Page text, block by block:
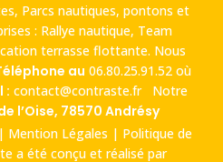
Parcs nautiques, pontons et
: Rallye nautique, Team
terrasse flottante. Nous
au 06.80.25.91.52 où
: contact@contraste.fr Notre
l’Oise, 78570 Andrésy
Mention Légales | Politique de
a été conçu et réalisé par